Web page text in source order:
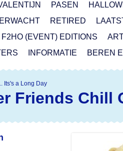
PASEN
RETIRED
F2HO (EVENT) EDITIONS
INFORMATIE BEREN
Its's a Long Day
Friends Chill